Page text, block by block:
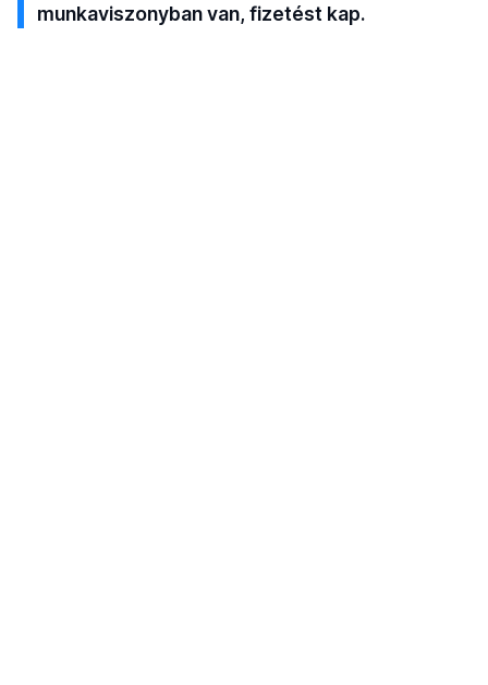
munkaviszonyban van, fizetést kap.